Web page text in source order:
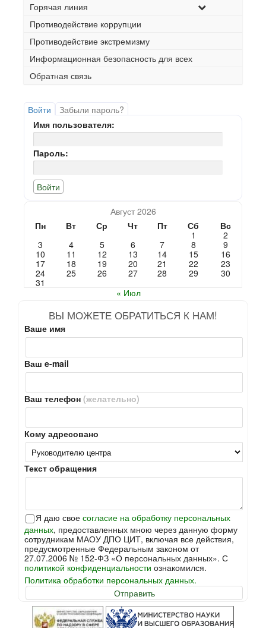
Горячая линия
Противодействие коррупции
Противодействие экстремизму
Информационная безопасность для всех
Обратная связь
Войти
Забыли пароль?
Имя пользователя:
Пароль:
Август 2026
Пн
Вт Ср Чт Пт Сб
Вс
1
2
3
4 5 6 7 8
9
10
11 12 13 14 15
16
17
18 19 20 21 22
23
24
25 26 27 28 29
30
31
« Июл
ВЫ МОЖЕТЕ ОБРАТИТЬСЯ К НАМ!
Ваше имя
Ваш e-mail
Ваш телефон (желательно)
Кому адресовано
Текст обращения
Я даю свое согласие на обработку персональных
данных, предоставленных мною через данную форму
сотрудникам МАОУ ДПО ЦИТ, включая все действия,
предусмотренные Федеральным законом от
27.07.2006 № 152-ФЗ «О персональных данных». С
политикой конфиденциальности ознакомился.
Политика обработки персональных данных.